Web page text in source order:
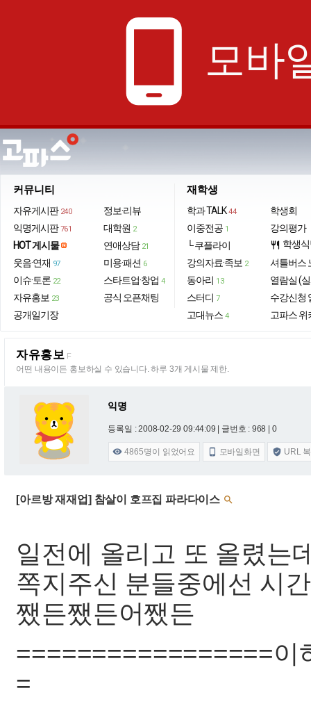
phone_android 모바
커뮤니티
자유게시판 240
익명게시판 761
HOT 게시물
웃음·연재 97
이슈·토론 22
자유홍보 23
공개일기장
정보·리뷰
대학원 2
연애상담 21
미용·패션 6
스타트업·창업 4
공식 오픈채팅
재학생
학과 TALK 44
이중전공 1
└ 쿠플라이
강의자료·족보 2
동아리 13
스터디 7
고대뉴스 4
학생회
강의평가
restaurant 학생
셔틀버스
열람실 (
수강신청
고파스 위
자유홍보 F
어떤 내용이든 홍보하실 수 있습니다. 하루 3개 게시물 제한.
익명
등록일 : 2008-02-29 09:44:09 | 글번호 : 968 | 0
 4865명이 읽었어요  모바일화면  URL
[아르방 재재업] 참살이 호프집 파라다이스 
일전에 올리고 또 올렸는
쪽지주신 분들중에선 시
쨌든쨌든어쨌든
=================이
=